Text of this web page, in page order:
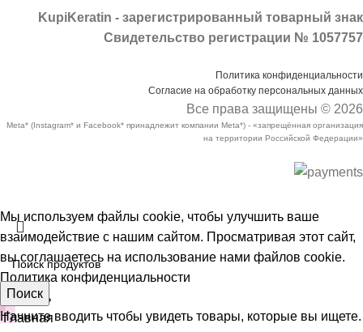
KupiKeratin - зарегистрированный товарный знак
Свидетельство регистрации № 1057757
Политика конфиденциальности
Согласие на обработку персональных данных
Все права защищены © 2026
Meta* (Instagram* и Facebook* принадлежит компании Meta*) - «запрещённая организация
на территории Российской Федерации»
Поиск
Начните вводить чтобы увидеть товары, которые вы ищете.
Мы используем файлы cookie, чтобы улучшить ваше
взаимодействие с нашим сайтом. Просматривая этот сайт,
вы соглашаетесь на использование нами файлов cookie.
Политика конфиденциальности
Принять
Главная